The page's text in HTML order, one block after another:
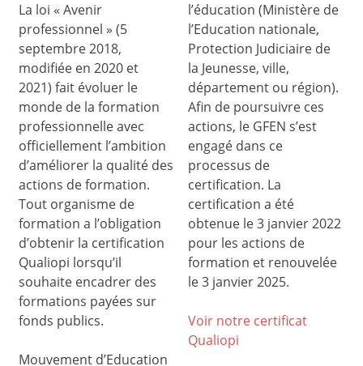
La loi « Avenir
professionnel » (5
septembre 2018,
modifiée en 2020 et
2021) fait évoluer le
monde de la formation
professionnelle avec
officiellement l’ambition
d’améliorer la qualité des
actions de formation.
Tout organisme de
formation a l’obligation
d’obtenir la certification
Qualiopi lorsqu’il
souhaite encadrer des
formations payées sur
fonds publics.
Mouvement d’Education
l’éducation (Ministère de
l’Education nationale,
Protection Judiciaire de
la Jeunesse, ville,
département ou région).
Afin de poursuivre ces
actions, le GFEN s’est
engagé dans ce
processus de
certification. La
certification a été
obtenue le 3 janvier 2022
pour les actions de
formation et renouvelée
le 3 janvier 2025.
Voir notre certificat
Qualiopi